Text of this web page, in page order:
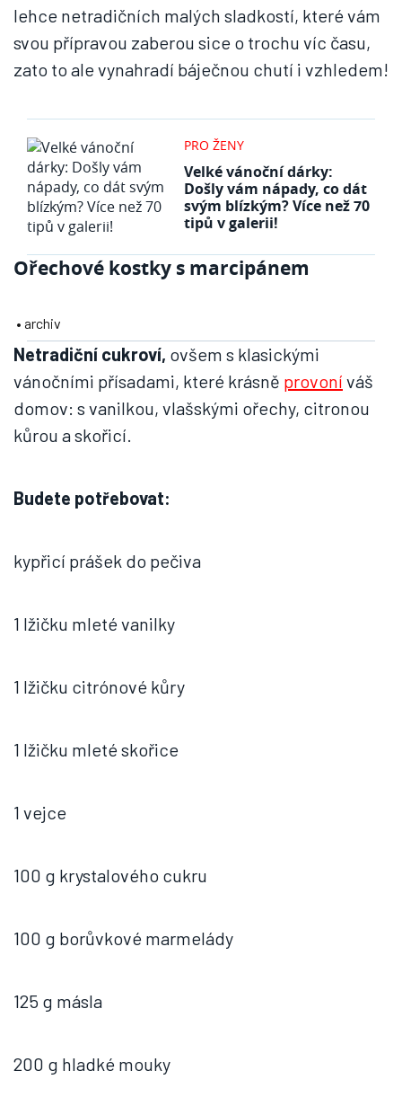
lehce netradičních malých sladkostí, které vám
svou přípravou zaberou sice o trochu víc času,
zato to ale vynahradí báječnou chutí i vzhledem!
PRO ŽENY
Velké vánoční dárky:
Došly vám nápady, co dát
svým blízkým? Více než 70
tipů v galerii!
Ořechové kostky s marcipánem
• archiv
Netradiční cukroví, ovšem s klasickými
vánočními přísadami, které krásně provoní váš
domov: s vanilkou, vlašskými ořechy, citronou
kůrou a skořicí.
Budete potřebovat:
kypřicí prášek do pečiva
1 lžičku mleté vanilky
1 lžičku citrónové kůry
1 lžičku mleté skořice
1 vejce
100 g krystalového cukru
100 g borůvkové marmelády
125 g másla
200 g hladké mouky